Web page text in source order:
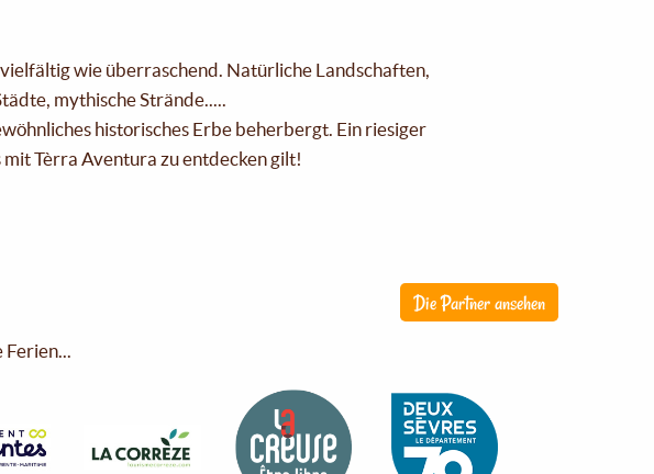
wie überraschend. Natürliche Landschaften,
mythische Strände.....
historisches Erbe beherbergt. Ein riesiger
Tèrra Aventura zu entdecken gilt!
Die Partner ansehen
Ferien...